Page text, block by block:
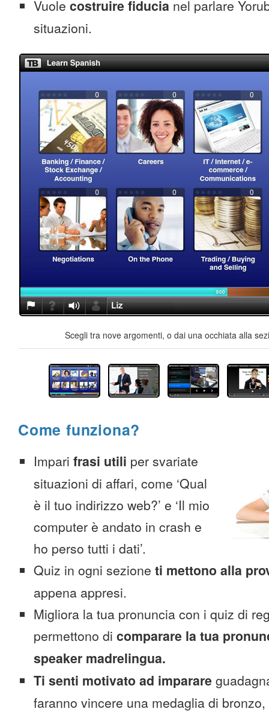
Vuole costruire fiducia nel parlare
situazioni.
Scegli tra nove argomenti, o dai una occhiata alla
Come funziona?
Impari frasi utili per svariate
situazioni di affari, come ‘Qual
è il tuo indirizzo web?’ e ‘Il mio
computer è andato in crash e
ho perso tutti i dati’.
Quiz in ogni sezione ti mettono alla
appena appresi.
Migliora la tua pronuncia con i quiz di
permettono di comparare la tua
speaker madrelingua.
Ti senti motivato ad imparare
faranno vincere una medaglia di